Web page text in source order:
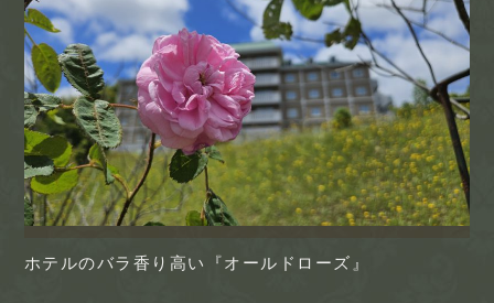
ホテルのバラ香り高い『オールドローズ』